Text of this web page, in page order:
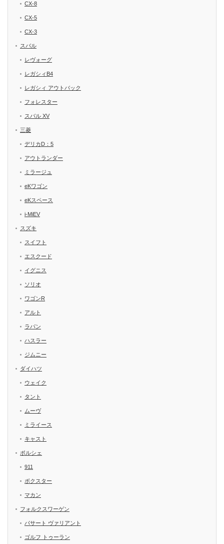
CX-8
CX-5
CX-3
スバル
レヴォーグ
レガシィB4
レガシィ アウトバック
フォレスター
スバル XV
三菱
デリカD：5
アウトランダー
ミラージュ
eKワゴン
eKスペース
i-MiEV
スズキ
スイフト
エスクード
イグニス
ソリオ
ワゴンR
アルト
ラパン
ハスラー
ジムニー
ダイハツ
ウェイク
タント
ムーヴ
ミライース
キャスト
ポルシェ
911
ボクスター
マカン
フォルクスワーゲン
パサート ヴァリアント
ゴルフ トゥーラン